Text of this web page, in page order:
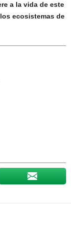
a la vida de este
ecosistemas de